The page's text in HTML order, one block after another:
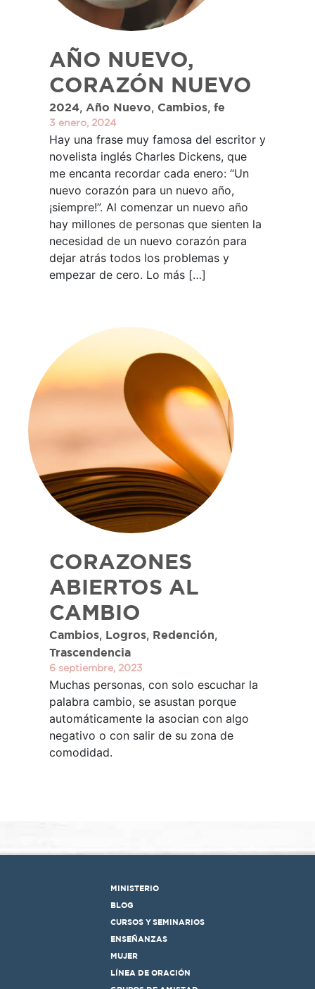
AÑO NUEVO,
CORAZÓN NUEVO
2024, Año Nuevo, Cambios, fe
3 enero, 2024
Hay una frase muy famosa del escritor y
novelista inglés Charles Dickens, que
me encanta recordar cada enero: “Un
nuevo corazón para un nuevo año,
¡siempre!”. Al comenzar un nuevo año
hay millones de personas que sienten la
necesidad de un nuevo corazón para
dejar atrás todos los problemas y
empezar de cero. Lo más […]
CORAZONES
ABIERTOS AL
CAMBIO
Cambios, Logros, Redención,
Trascendencia
6 septiembre, 2023
Muchas personas, con solo escuchar la
palabra cambio, se asustan porque
automáticamente la asocian con algo
negativo o con salir de su zona de
comodidad.
MINISTERIO
BLOG
CURSOS Y SEMINARIOS
ENSEÑANZAS
MUJER
LÍNEA DE ORACIÓN